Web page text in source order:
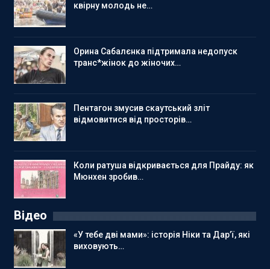
квірну молодь не…
Орина Сабалєнка підтримала недопуск
транс*жінок до жіночих…
Пентагон змусив скаутський зліт
відмовитися від просторів…
Коли ратуша відкривається для Прайду: як
Мюнхен зробив…
Відео
«У тебе дві мами»: історія Ніки та Дар’ї, які
виховують…